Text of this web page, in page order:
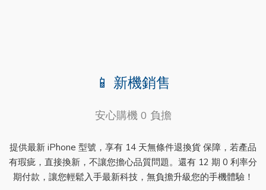
📱 新機銷售
安心購機 0 負擔
提供最新 iPhone 型號，享有 14 天無條件退換貨 保障，若產品
有瑕疵，直接換新，不讓您擔心品質問題。還有 12 期 0 利率分
期付款，讓您輕鬆入手最新科技，無負擔升級您的手機體驗！